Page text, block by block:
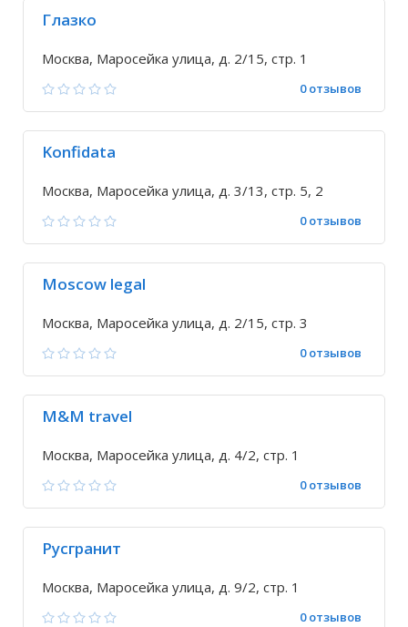
Глазко
Москва, Маросейка улица, д. 2/15, стр. 1
0 отзывов
Konfidata
Москва, Маросейка улица, д. 3/13, стр. 5, 2
0 отзывов
Moscow legal
Москва, Маросейка улица, д. 2/15, стр. 3
0 отзывов
M&M travel
Москва, Маросейка улица, д. 4/2, стр. 1
0 отзывов
Русгранит
Москва, Маросейка улица, д. 9/2, стр. 1
0 отзывов